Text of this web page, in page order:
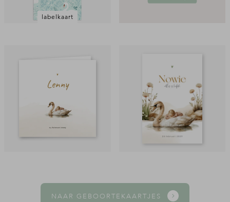
labelkaart
NAAR GEBOORTEKAARTJES